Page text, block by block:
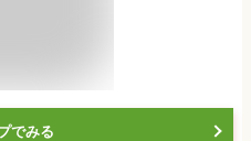
でみる